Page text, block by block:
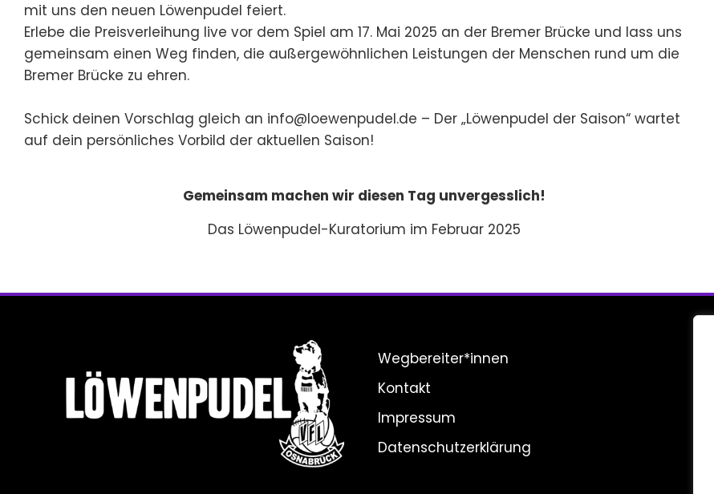
mit uns den neuen Löwenpudel feiert.
Erlebe die Preisverleihung live vor dem Spiel am 17. Mai 2025 an der Bremer Brücke und lass uns
gemeinsam einen Weg finden, die außergewöhnlichen Leistungen der Menschen rund um die
Bremer Brücke zu ehren.
Schick deinen Vorschlag gleich an info@loewenpudel.de – Der „Löwenpudel der Saison“ wartet
auf dein persönliches Vorbild der aktuellen Saison!
Gemeinsam machen wir diesen Tag unvergesslich!
Das Löwenpudel-Kuratorium im Februar 2025
Wegbereiter*innen
Kontakt
Impressum
Datenschutzerklärung